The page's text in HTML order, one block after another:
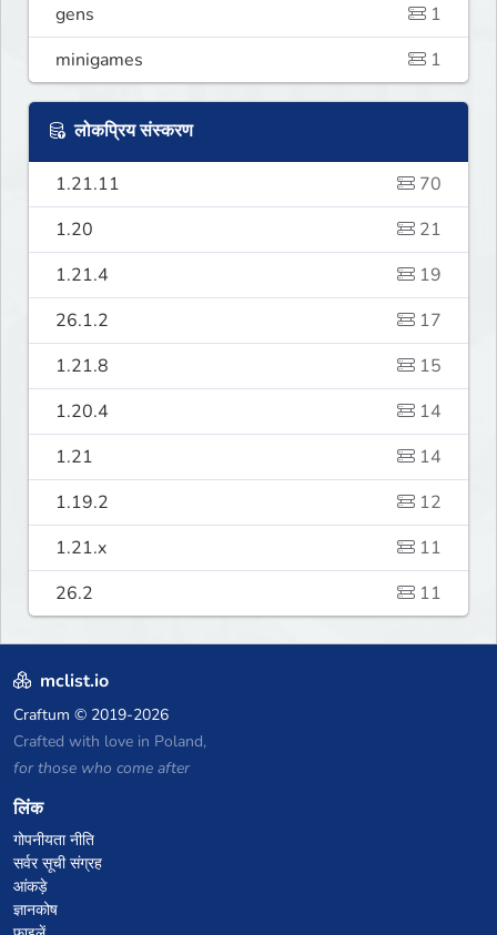
gens
1
minigames
1
लोकप्रिय संस्करण
1.21.11
70
1.20
21
1.21.4
19
26.1.2
17
1.21.8
15
1.20.4
14
1.21
14
1.19.2
12
1.21.x
11
26.2
11
mclist.io
Craftum © 2019-2026
Crafted with love in Poland,
for those who come after
लिंक
गोपनीयता नीति
सर्वर सूची संग्रह
आंकड़े
ज्ञानकोष